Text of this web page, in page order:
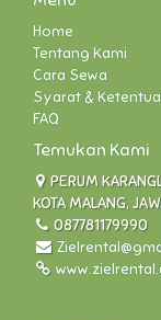
Home
Tentang Kami
Cara Sewa
Syarat &
FAQ
Temukan Kami
PERUM
KOTA MALANG,
087781179990